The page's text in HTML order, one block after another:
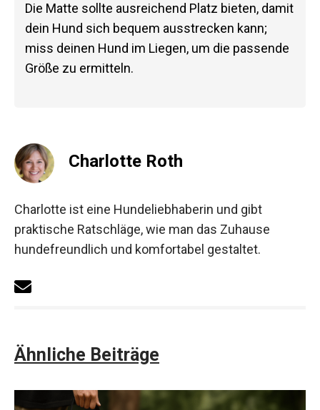
Die Matte sollte ausreichend Platz bieten, damit
dein Hund sich bequem ausstrecken kann;
miss deinen Hund im Liegen, um die passende
Größe zu ermitteln.
Charlotte Roth
Charlotte ist eine Hundeliebhaberin und gibt
praktische Ratschläge, wie man das Zuhause
hundefreundlich und komfortabel gestaltet.
Ähnliche Beiträge